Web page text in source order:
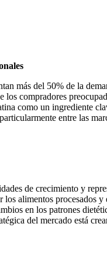
más del 50% de la
compradores
como un ingrediente
entre las
de crecimiento y
alimentos procesados
en los patrones
del mercado está